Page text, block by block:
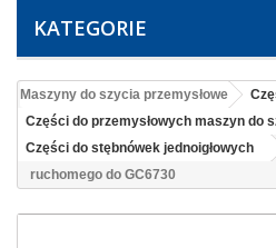
KATEGORIE
Maszyny do szycia przemysłowe
Części do przemysłowych maszyn do
Części do stębnówek jednoigłowych
ruchomego do GC6730